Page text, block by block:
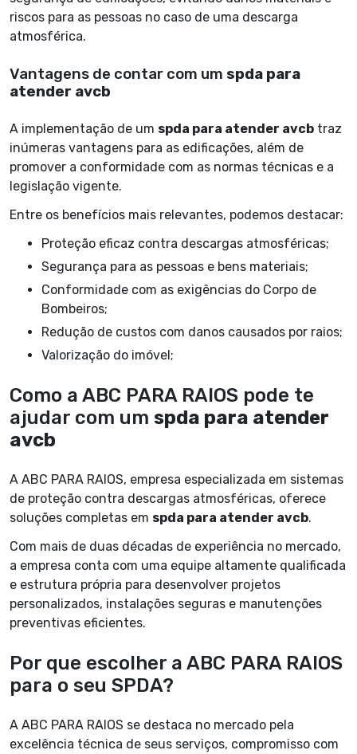
riscos para as pessoas no caso de uma descarga
atmosférica.
Vantagens de contar com um spda para
atender avcb
A implementação de um spda para atender avcb traz
inúmeras vantagens para as edificações, além de
promover a conformidade com as normas técnicas e a
legislação vigente.
Entre os benefícios mais relevantes, podemos destacar:
Proteção eficaz contra descargas atmosféricas;
Segurança para as pessoas e bens materiais;
Conformidade com as exigências do Corpo de
Bombeiros;
Redução de custos com danos causados por raios;
Valorização do imóvel;
Como a ABC PARA RAIOS pode te
ajudar com um spda para atender
avcb
A ABC PARA RAIOS, empresa especializada em sistemas
de proteção contra descargas atmosféricas, oferece
soluções completas em spda para atender avcb.
Com mais de duas décadas de experiência no mercado,
a empresa conta com uma equipe altamente qualificada
e estrutura própria para desenvolver projetos
personalizados, instalações seguras e manutenções
preventivas eficientes.
Por que escolher a ABC PARA RAIOS
para o seu SPDA?
A ABC PARA RAIOS se destaca no mercado pela
excelência técnica de seus serviços, compromisso com